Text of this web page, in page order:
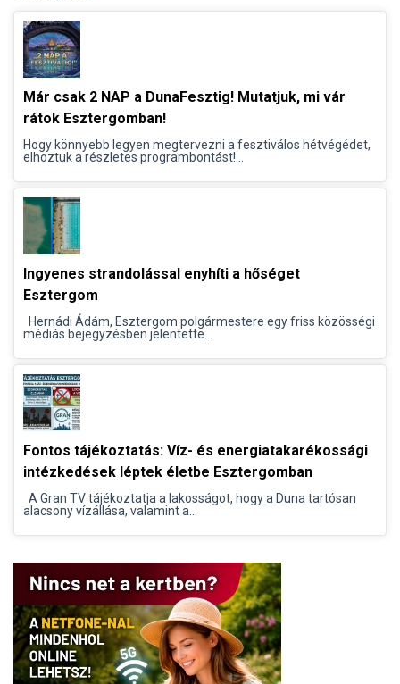
Már csak 2 NAP a DunaFesztig! Mutatjuk, mi vár
rátok Esztergomban!
Hogy könnyebb legyen megtervezni a fesztiválos hétvégédet,
elhoztuk a részletes programbontást!...
Ingyenes strandolással enyhíti a hőséget
Esztergom
Hernádi Ádám, Esztergom polgármestere egy friss közösségi
médiás bejegyzésben jelentette...
Fontos tájékoztatás: Víz- és energiatakarékossági
intézkedések léptek életbe Esztergomban
A Gran TV tájékoztatja a lakosságot, hogy a Duna tartósan
alacsony vízállása, valamint a...